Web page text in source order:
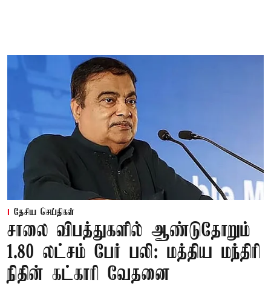
தேசிய செய்திகள்
சாலை விபத்துகளில் ஆண்டுதோறும்
1.80 லட்சம் பேர் பலி: மத்திய மந்திரி
நிதின் கட்காரி வேதனை